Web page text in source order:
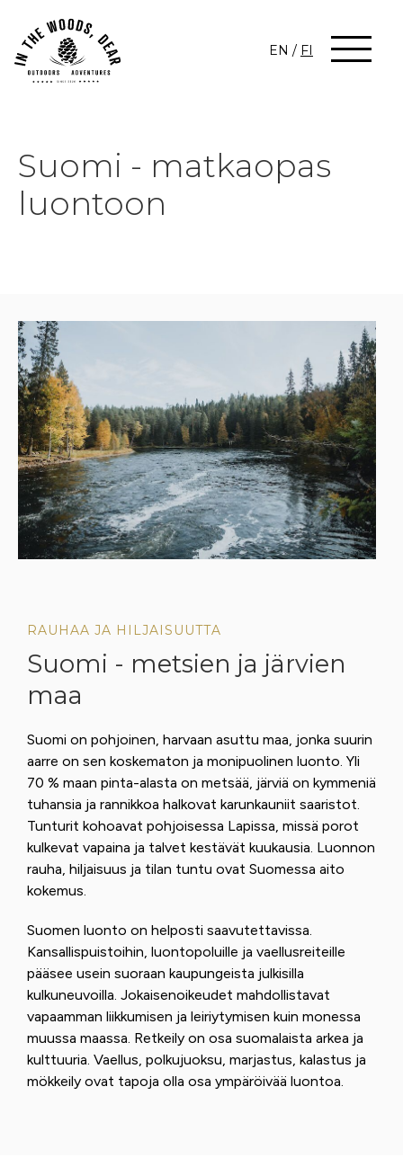
EN / FI
Suomi - matkaopas
luontoon
RAUHAA JA HILJAISUUTTA
Suomi - metsien ja järvien
maa
Suomi on pohjoinen, harvaan asuttu maa, jonka suurin
aarre on sen koskematon ja monipuolinen luonto. Yli
70 % maan pinta-alasta on metsää, järviä on kymmeniä
tuhansia ja rannikkoa halkovat karunkauniit saaristot.
Tunturit kohoavat pohjoisessa Lapissa, missä porot
kulkevat vapaina ja talvet kestävät kuukausia. Luonnon
rauha, hiljaisuus ja tilan tuntu ovat Suomessa aito
kokemus.
Suomen luonto on helposti saavutettavissa.
Kansallispuistoihin, luontopoluille ja vaellusreiteille
pääsee usein suoraan kaupungeista julkisilla
kulkuneuvoilla. Jokaisenoikeudet mahdollistavat
vapaamman liikkumisen ja leiriytymisen kuin monessa
muussa maassa. Retkeily on osa suomalaista arkea ja
kulttuuria. Vaellus, polkujuoksu, marjastus, kalastus ja
mökkeily ovat tapoja olla osa ympäröivää luontoa.